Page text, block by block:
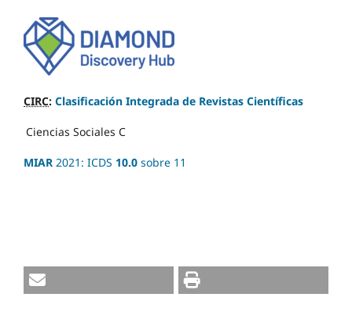
CIRC: Clasificación Integrada de Revistas Científicas
Ciencias Sociales C
MIAR 2021: ICDS 10.0 sobre 11